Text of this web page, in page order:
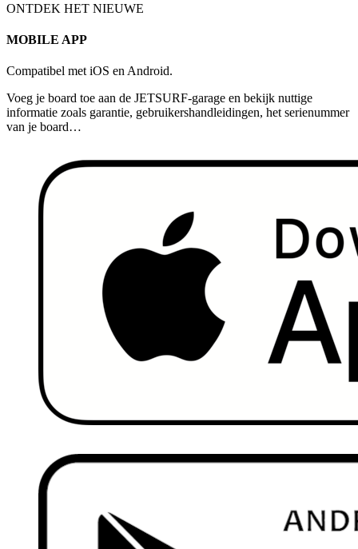
ONTDEK HET NIEUWE
MOBILE APP
Compatibel met iOS en Android.
Voeg je board toe aan de JETSURF-garage en bekijk nuttige
informatie zoals garantie, gebruikershandleidingen, het serienummer
van je board…